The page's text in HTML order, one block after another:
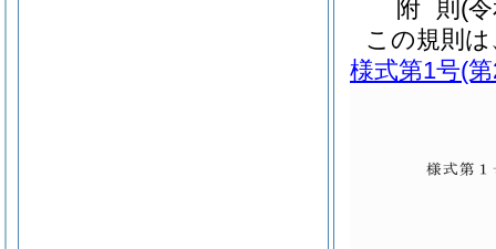
附 則 (
この規則
様式第1号(